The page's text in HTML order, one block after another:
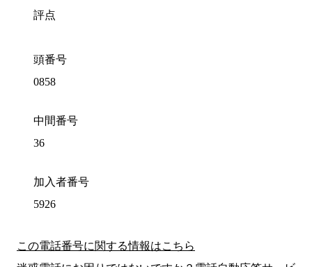
評点
頭番号
0858
中間番号
36
加入者番号
5926
この電話番号に関する情報はこちら